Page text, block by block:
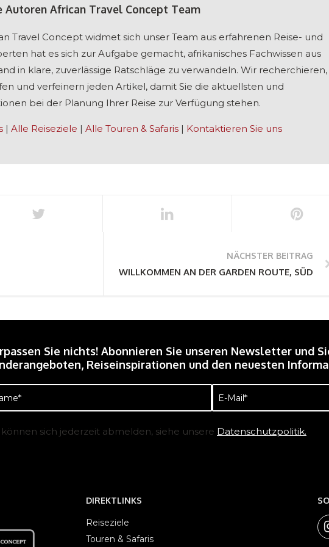
Autoren African Travel Concept Team
Travel Concept widmet sich unser Team aus erfahrenen Reise- und
hat es sich zur Aufgabe gemacht, afrikanisches Fachwissen aus
in klare, zuverlässige Ratschläge zu verwandeln. Wir recherchieren,
und verfeinern jeden Artikel, damit Sie die aktuellsten und
bei der Planung Ihrer Reise zur Verfügung stehen.
| Alle Reiseziele | Alle Touren & Safaris| Kontaktieren Sie uns
NÄCHSTER BEITRAG
WILLKOMMEN AN DER GARDEN ROUTE,
Sie nichts! Abonnieren Sie unseren Newsletter und
Reiseinspirationen und den neuesten
E-
Mail
können sich jederzeit abmelden, siehe unsere Datenschutzpolitik.
DIREKTLINKS
Reiseziele
Touren & Safaris